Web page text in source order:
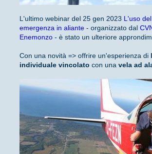
L'ultimo webinar del 25 gen 2023 L'uso
emergenza in aliante - organizzato dal
Enemonzo - è stato un ulteriore
Con una novità => offrire un'esperienza di
individuale vincolato con una vela ad